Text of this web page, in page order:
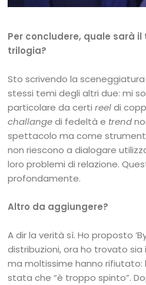
Per concludere, quale sarà
trilogia?
Sto scrivendo la
stessi temi degli altri due: mi
particolare da certireeldi
challangedi fedeltà e trend
spettacolo ma come
non riescono a dialogare
loro problemi di relazione.
profondamente.
Altro da aggiungere?
A dir la verità sì. Ho proposto
distribuzioni, ora ho trovato sia
ma moltissime hanno
stata che “è troppo spinto”.